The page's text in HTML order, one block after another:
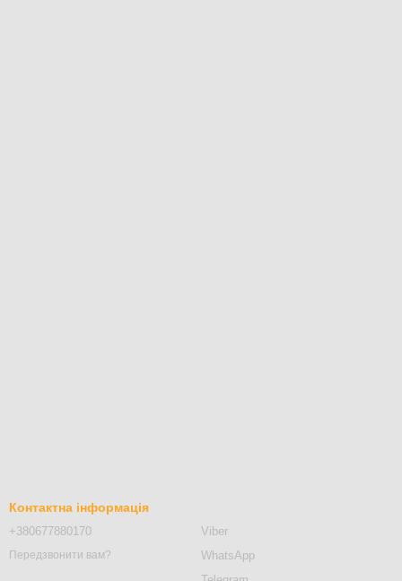
Контактна інформація
+380677880170
Передзвонити вам?
Viber
WhatsApp